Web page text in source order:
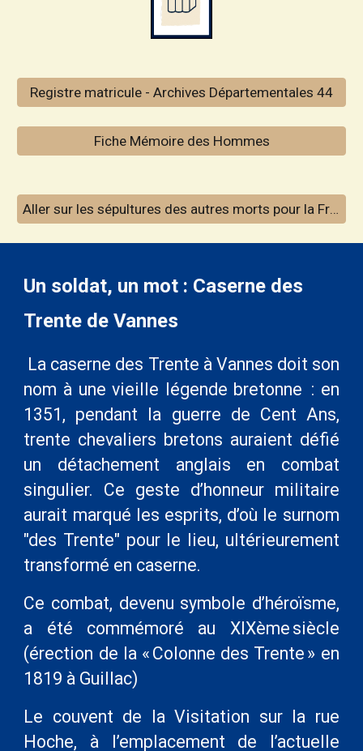
Registre matricule - Archives Départementales 44
Fiche Mémoire des Hommes
Aller sur les sépultures des autres morts pour la France inhumés à Préfailles
Un soldat, un mot : Caserne des
Trente de Vannes
La caserne des Trente à Vannes doit son
nom à une vieille légende bretonne : en
1351, pendant la guerre de Cent Ans,
trente chevaliers bretons auraient défié
un détachement anglais en combat
singulier. Ce geste d’honneur militaire
aurait marqué les esprits, d’où le surnom
"des Trente" pour le lieu, ultérieurement
transformé en caserne.
Ce combat, devenu symbole d’héroïsme,
a été commémoré au XIXème siècle
(érection de la « Colonne des Trente » en
1819 à Guillac)
Le couvent de la Visitation sur la rue
Hoche, à l’emplacement de l’actuelle